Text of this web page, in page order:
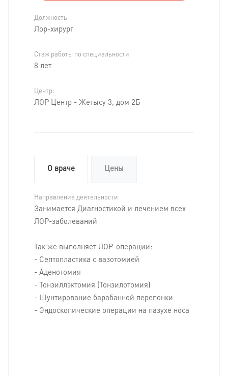
Должность
Лор-хирург
Стаж работы по специальности
8 лет
Центр:
ЛОР Центр - Жетысу 3, дом 2Б
О враче Цены
Направление деятельности
Занимается Диагностикой и лечением всех
ЛОР-заболеваний
Так же выполняет ЛОР-операции:
- Септопластика с вазотомией
- Аденотомия
- Тонзиллэктомия (Тонзилотомия)
- Шунтирование барабанной перепонки
- Эндоскопические операции на пазухе носа